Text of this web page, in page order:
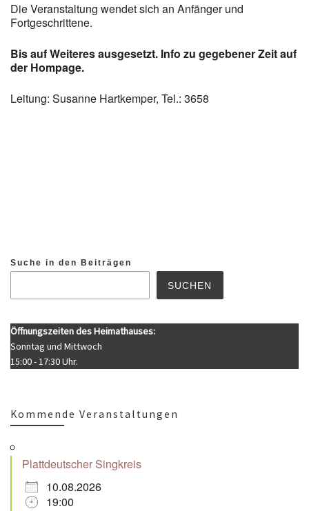
Die Veranstaltung wendet sich an Anfänger und
Fortgeschrittene.
Bis auf Weiteres ausgesetzt. Info zu gegebener Zeit auf
der Hompage.
Leitung: Susanne Hartkemper, Tel.: 3658
Suche in den Beiträgen
SUCHEN
Öffnungszeiten des Heimathauses:
Sonntag und Mittwoch
15:00 - 17:30 Uhr.
Kommende Veranstaltungen
Plattdeutscher Singkreis
10.08.2026
19:00